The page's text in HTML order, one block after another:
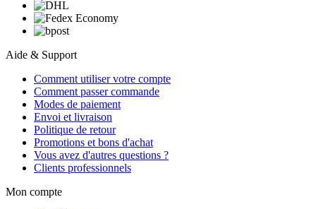
Aide & Support
Comment utiliser votre compte
Comment passer commande
Modes de paiement
Envoi et livraison
Politique de retour
Promotions et bons d'achat
Vous avez d'autres questions ?
Clients professionnels
Mon compte